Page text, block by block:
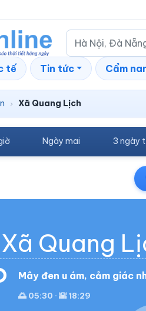
tế Tin tức Cẩm
› Xã Quang Lịch
Ngày mai 3 ngày
Quang
Mây đen u ám, cảm giác
🌅 05:30 · 🌇 18:29